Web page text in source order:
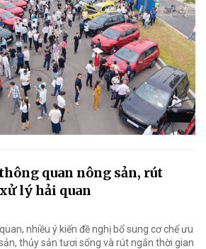
quan nông sản, rút
lý hải quan
nhiều ý kiến đề nghị bổ sung cơ chế ưu
thủy sản tươi sống và rút ngắn thời gian